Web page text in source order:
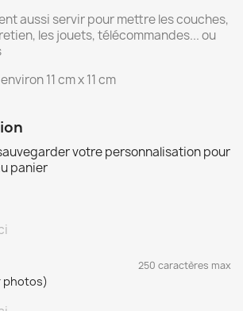
aussi servir pour mettre les couches,
les jouets, télécommandes... ou
11 cm x 11 cm
votre personnalisation pour
panier
250 caractères max
photos)